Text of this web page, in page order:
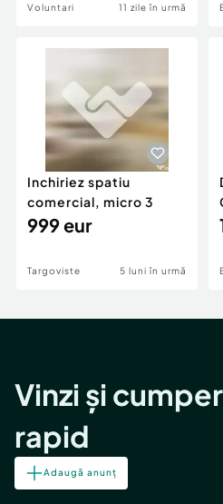
Voluntari 11 zile în urmă
Inchiriez spatiu
comercial, micro 3
999 eur
Targoviste 5 luni în urmă
Vinzi și
rapid
Adaugă anunț